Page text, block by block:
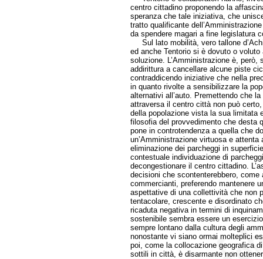
centro cittadino proponendo la
speranza che tale iniziativa, che
tratto qualificante
da spendere magari a fine legislatura
Sul lato mobilità, vero tallone
ed anche Tentorio si è dovuto o
soluzione. L’Amministrazione è,
addirittura a cancellare alcune piste
contraddicendo iniziative che nella
in quanto rivolte a sensibilizzare la
alternativi all’auto. Premettendo che
attraversa il centro città non può
della popolazione vista la sua limitata
filosofia del provvedimento che desta
pone in controtendenza a quella che
un’Amministrazione virtuosa e
eliminazione dei parcheggi in
contestuale individuazione di
decongestionare il centro cittadino.
decisioni che scontenterebbero,
commercianti, preferendo mantenere
aspettative di una collettività che non
tentacolare, crescente e disordinato
ricaduta negativa in termini di
sostenibile sembra essere un
sempre lontano dalla cultura degli
nonostante vi siano ormai molteplici
poi, come la collocazione geografica
sottili in città, è disarmante non